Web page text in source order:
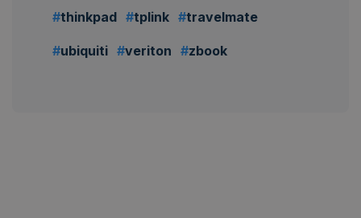
thinkpad tplink travelmate
ubiquiti veriton zbook